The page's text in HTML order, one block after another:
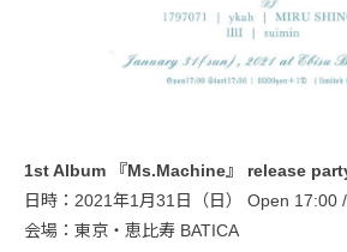
1st Album 『Ms.Machine』 release
日時：2021年1月31日（日） Open 17:00
会場：東京・恵比寿 BATICA